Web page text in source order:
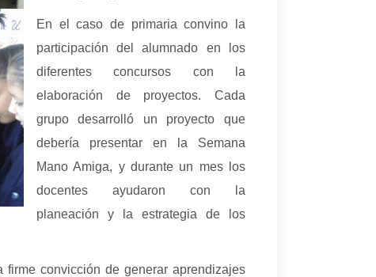
En el caso de primaria convino la
participación del alumnado en los
diferentes concursos con la
elaboración de proyectos. Cada
grupo desarrolló un proyecto que
debería presentar en la Semana
Mano Amiga, y durante un mes los
docentes ayudaron con la
planeación y la estrategia de los
convicción de generar aprendizajes